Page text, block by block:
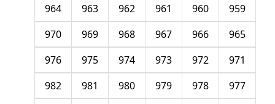
959
960
961
962
963
964
965
966
967
968
969
970
971
972
973
974
975
976
977
978
979
980
981
982